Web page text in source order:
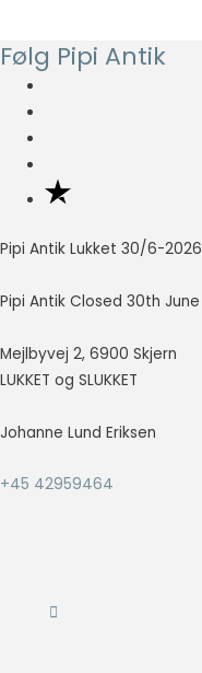
Følg Pipi Antik
Pipi Antik Lukket 30/6-2026
Pipi Antik Closed 30th June
Mejlbyvej 2, 6900 Skjern
LUKKET og SLUKKET
Johanne Lund Eriksen
+45 42959464
så godt som
dit besøg.
cookies,
del
funktionalitet
Marketing
på tværs af